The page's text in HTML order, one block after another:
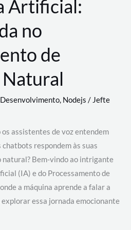
Artificial:
no
de
Natural
Desenvolvimento, Nodejs / Jefte
assistentes de voz entendem
respondem às suas
natural? Bem-vindo ao intrigante
(IA) e do Processamento de
a máquina aprende a falar a
explorar essa jornada emocionante